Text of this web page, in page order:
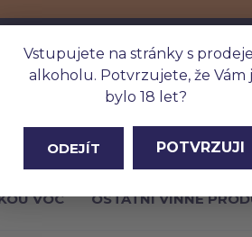
Vstupujete na stránky s
alkoholu. Potvrzujete, že Vám
bylo 18 let?
ODEJÍT POTVRZUJI
Kontakty Fotogalerie Více
VOC OSTATNÍ VINNÉ